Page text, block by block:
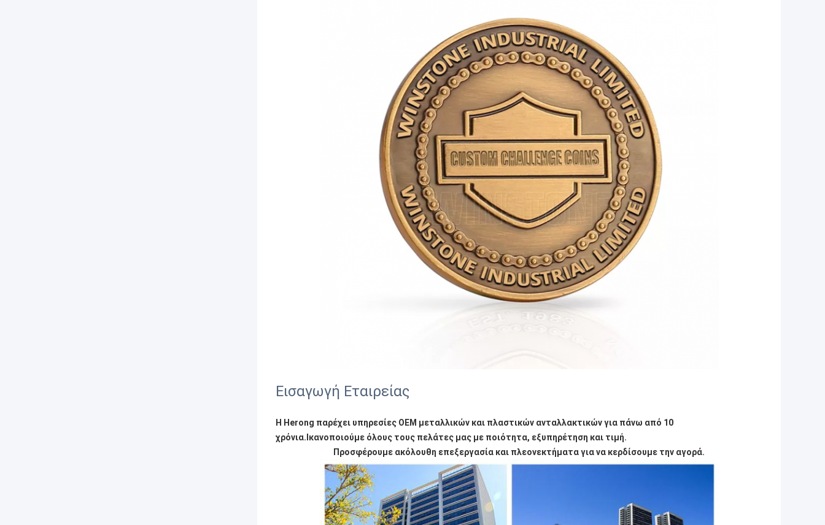
Εισαγωγή Εταιρείας
Η Herong παρέχει υπηρεσίες OEM μεταλλικών και πλαστικών ανταλλακτικών για πάνω από 10
χρόνια.Ικανοποιούμε όλους τους πελάτες μας με ποιότητα, εξυπηρέτηση και τιμή.
Προσφέρουμε ακόλουθη επεξεργασία και πλεονεκτήματα για να κερδίσουμε την αγορά.